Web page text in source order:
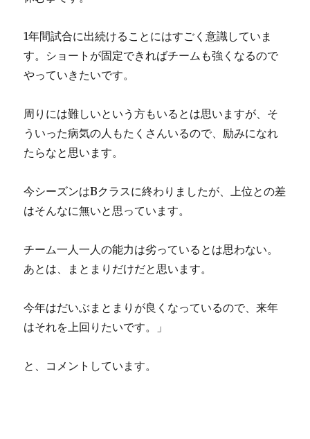
1年間試合に出続けることにはすごく意識していま
す。ショートが固定できればチームも強くなるので
やっていきたいです。
周りには難しいという方もいるとは思いますが、そ
ういった病気の人もたくさんいるので、励みになれ
たらなと思います。
今シーズンはBクラスに終わりましたが、上位との差
はそんなに無いと思っています。
チーム一人一人の能力は劣っているとは思わない。
あとは、まとまりだけだと思います。
今年はだいぶまとまりが良くなっているので、来年
はそれを上回りたいです。」
と、コメントしています。